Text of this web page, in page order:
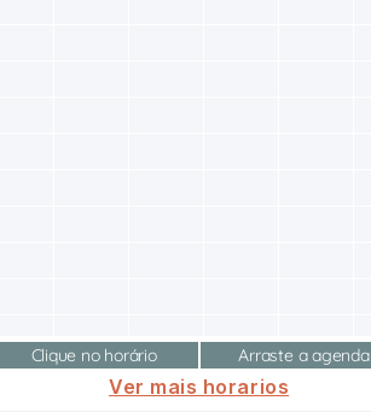
Clique no horário Arraste a agenda
Ver mais horarios